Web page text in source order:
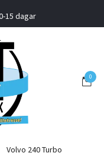
15 dagar
0
Volvo 240 Turbo